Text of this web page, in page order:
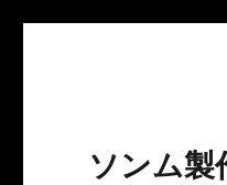
ソンム